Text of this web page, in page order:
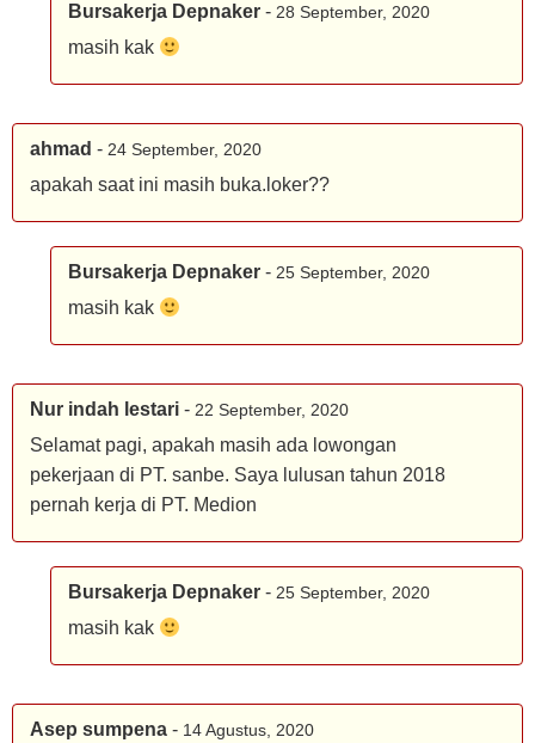
Bursakerja Depnaker - 28 September, 2020
masih kak
ahmad - 24 September, 2020
apakah saat ini masih buka.loker??
Bursakerja Depnaker - 25 September, 2020
masih kak
Nur indah lestari - 22 September, 2020
Selamat pagi, apakah masih ada lowongan
pekerjaan di PT. sanbe. Saya lulusan tahun 2018
pernah kerja di PT. Medion
Bursakerja Depnaker - 25 September, 2020
masih kak
Asep sumpena - 14 Agustus, 2020